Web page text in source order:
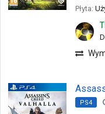
Płyta:
PS4